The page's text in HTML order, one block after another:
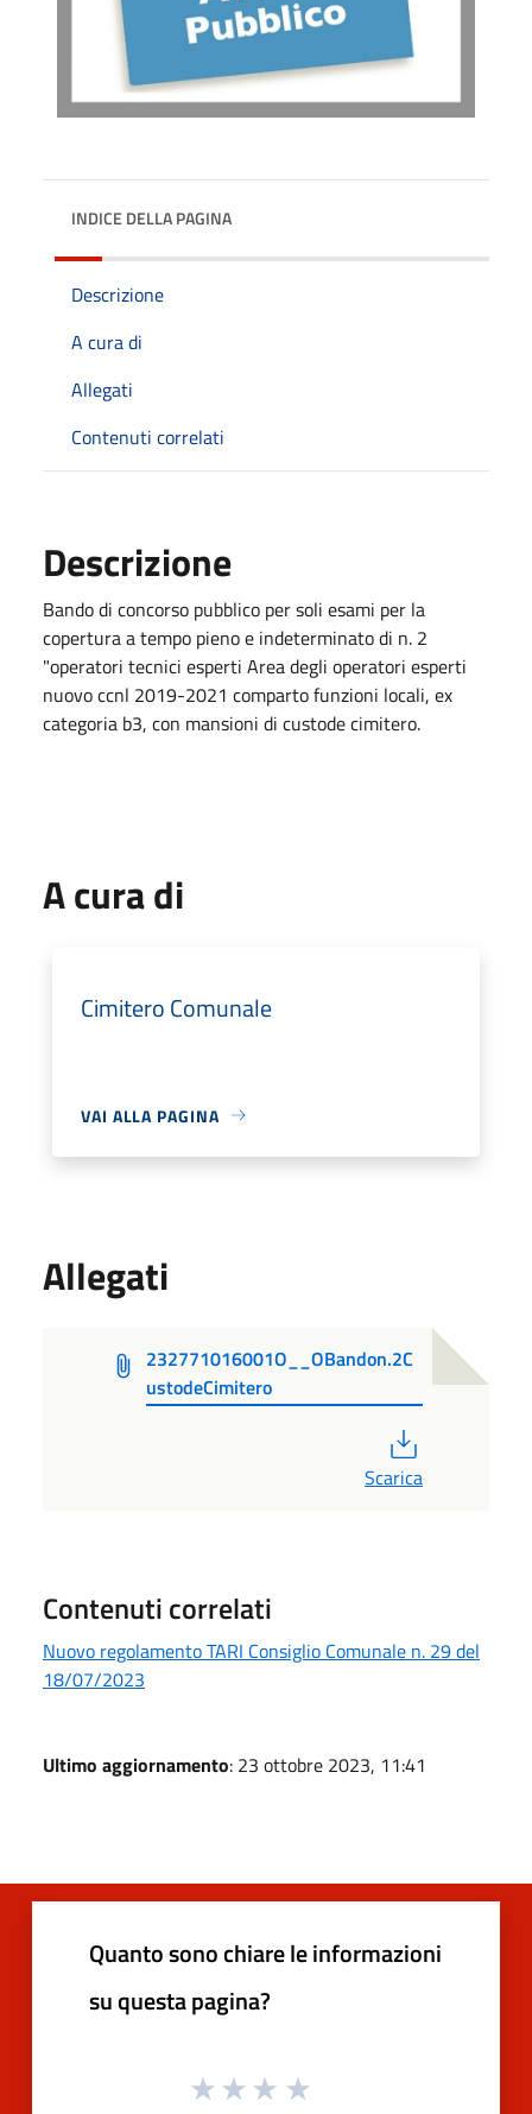
INDICE DELLA PAGINA
Descrizione
A cura di
Allegati
Contenuti correlati
Descrizione
Bando di concorso pubblico per soli esami per la
copertura a tempo pieno e indeterminato di n. 2
"operatori tecnici esperti Area degli operatori esperti
nuovo ccnl 2019-2021 comparto funzioni locali, ex
categoria b3, con mansioni di custode cimitero.
A cura di
Cimitero Comunale
VAI ALLA PAGINA
Allegati
232771016001O__OBandon.2C
ustodeCimitero
Scarica
Contenuti correlati
Nuovo regolamento TARI Consiglio Comunale n. 29 del
18/07/2023
Ultimo aggiornamento: 23 ottobre 2023, 11:41
Quanto sono chiare le informazioni
su questa pagina?